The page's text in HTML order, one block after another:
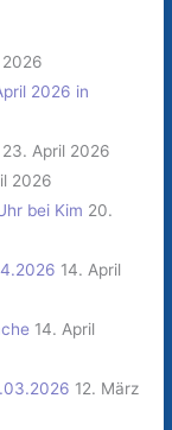
2026
2026 in
23. April 2026
2026
bei Kim 20.
14. April
14. April
12. März